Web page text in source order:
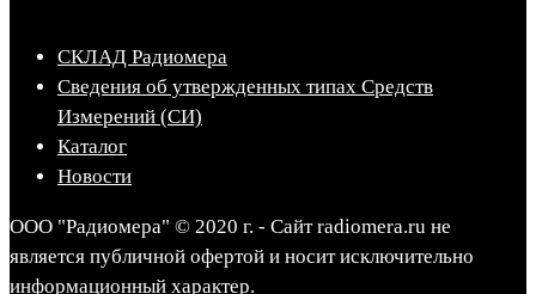
СКЛАД Радиомера
Сведения об утвержденных типах Средств
Измерений (СИ)
Каталог
Новости
ООО "Радиомера" © 2020 г. - Сайт radiomera.ru не
является публичной офертой и носит исключительно
информационный характер.